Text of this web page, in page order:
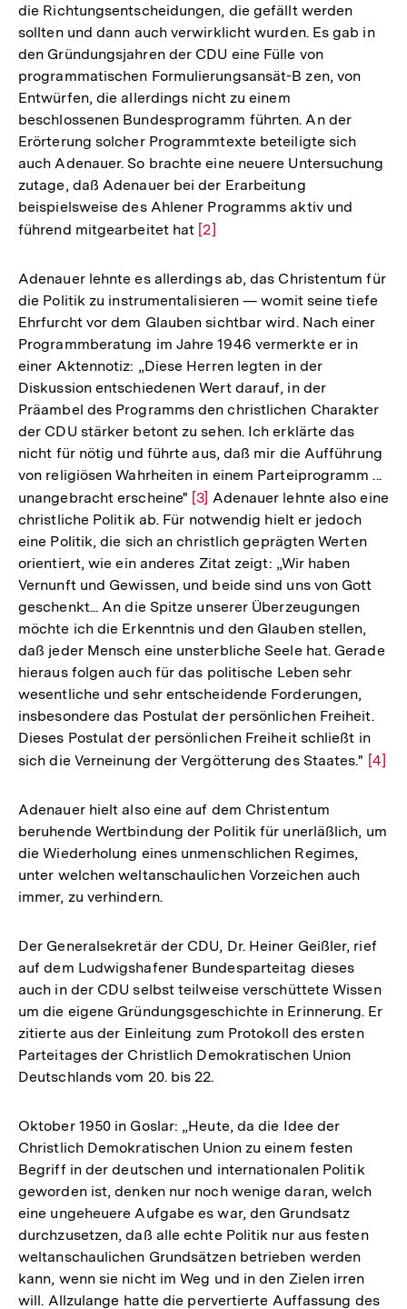
die Richtungsentscheidungen, die gefällt werden
sollten und dann auch verwirklicht wurden. Es gab in
den Gründungsjahren der CDU eine Fülle von
programmatischen Formulierungsansät-B zen, von
Entwürfen, die allerdings nicht zu einem
beschlossenen Bundesprogramm führten. An der
Erörterung solcher Programmtexte beteiligte sich
auch Adenauer. So brachte eine neuere Untersuchung
zutage, daß Adenauer bei der Erarbeitung
beispielsweise des Ahlener Programms aktiv und
führend mitgearbeitet hat Zur
der
Fußnote
[2]
Adenauer lehnte es allerdings ab, das Christentum für
die Politik zu instrumentalisieren — womit seine tiefe
Ehrfurcht vor dem Glauben sichtbar wird. Nach einer
Programmberatung im Jahre 1946 vermerkte er in
einer Aktennotiz: „Diese Herren legten in der
Diskussion entschiedenen Wert darauf, in der
Präambel des Programms den christlichen Charakter
der CDU stärker betont zu sehen. Ich erklärte das
nicht für nötig und führte aus, daß mir die Aufführung
von religiösen Wahrheiten in einem Parteiprogramm ...
unangebracht erscheine" Zur
Auflösung
der
Fußnote
[3] Adenauer lehnte also eine
christliche Politik ab. Für notwendig hielt er jedoch
eine Politik, die sich an christlich geprägten Werten
orientiert, wie ein anderes Zitat zeigt: „Wir haben
Vernunft und Gewissen, und beide sind uns von Gott
geschenkt... An die Spitze unserer Überzeugungen
möchte ich die Erkenntnis und den Glauben stellen,
daß jeder Mensch eine unsterbliche Seele hat. Gerade
hieraus folgen auch für das politische Leben sehr
wesentliche und sehr entscheidende Forderungen,
insbesondere das Postulat der persönlichen Freiheit.
Dieses Postulat der persönlichen Freiheit schließt in
sich die Verneinung der Vergötterung des Staates." Zur
[4]
Adenauer hielt also eine auf dem Christentum
beruhende Wertbindung der Politik für unerläßlich, um
die Wiederholung eines unmenschlichen Regimes,
unter welchen weltanschaulichen Vorzeichen auch
immer, zu verhindern.
Der Generalsekretär der CDU, Dr. Heiner Geißler, rief
auf dem Ludwigshafener Bundesparteitag dieses
auch in der CDU selbst teilweise verschüttete Wissen
um die eigene Gründungsgeschichte in Erinnerung. Er
zitierte aus der Einleitung zum Protokoll des ersten
Parteitages der Christlich Demokratischen Union
Deutschlands vom 20. bis 22.
Oktober 1950 in Goslar: „Heute, da die Idee der
Christlich Demokratischen Union zu einem festen
Begriff in der deutschen und internationalen Politik
geworden ist, denken nur noch wenige daran, welch
eine ungeheuere Aufgabe es war, den Grundsatz
durchzusetzen, daß alle echte Politik nur aus festen
weltanschaulichen Grundsätzen betrieben werden
kann, wenn sie nicht im Weg und in den Zielen irren
will. Allzulange hatte die pervertierte Auffassung des